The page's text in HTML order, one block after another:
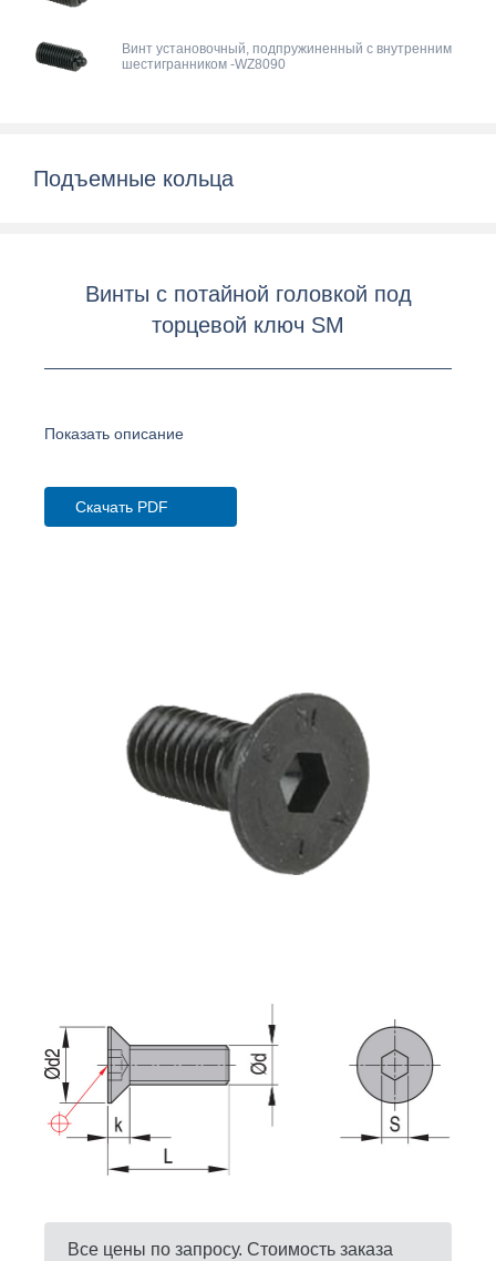
Винт установочный, подпружиненный с внутренним
шестигранником -WZ8090
Подъемные кольца
Винты с потайной головкой под
торцевой ключ SM
Показать описание
Скачать PDF
Все цены по запросу. Стоимость заказа